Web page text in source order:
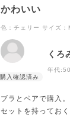
かわいい
色：チェリー サイズ：
くろ
年代:
ブラとペアで購入。
セットを持ってお